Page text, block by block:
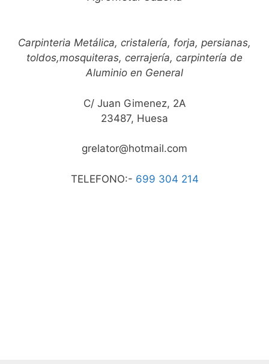
Carpinteria Metálica, cristalería, forja, persianas,
toldos,mosquiteras, cerrajería, carpintería de
Aluminio en General
C/ Juan Gimenez, 2A
23487, Huesa
grelator@hotmail.com
TELEFONO:- 699 304 214